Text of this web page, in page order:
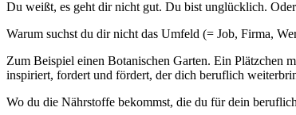
Du weißt, es geht dir nicht gut. Du bist unglücklich.
Warum suchst du dir nicht das Umfeld (= Job, Firma,
Zum Beispiel einen Botanischen Garten. Ein Plätzchen
inspiriert, fordert und fördert, der dich beruflich
Wo du die Nährstoffe bekommst, die du für dein